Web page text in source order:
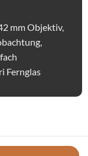
mm Objektiv,
,
Fernglas